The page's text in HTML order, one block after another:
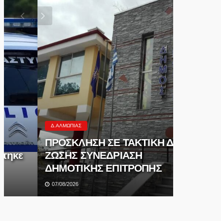
Δ.ΑΛΜΩΠΊΑΣ
ΠΡΟΣΚΛΗΣΗ ΣΕ ΤΑΚΤΙΚΗ ΔΙΑ
ΖΩΣΗΣ ΣΥΝΕΔΡΙΑΣΗ
ΔΗΜΟΤΙΚΗΣ ΕΠΙΤΡΟΠΗΣ